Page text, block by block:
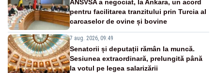
ANSVSA a negociat, la Ankara, un acord
pentru facilitarea tranzitului prin Turcia al
carcaselor de ovine și bovine
7 aug. 2026, 09:49
Senatorii și deputații rămân la muncă.
Sesiunea extraordinară, prelungită până
la votul pe legea salarizării